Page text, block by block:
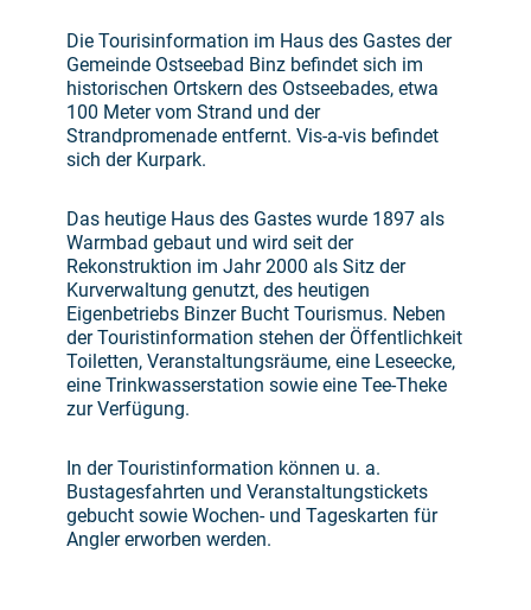
Die Tourisinformation im Haus des Gastes der
Gemeinde Ostseebad Binz befindet sich im
historischen Ortskern des Ostseebades, etwa
100 Meter vom Strand und der
Strandpromenade entfernt. Vis-a-vis befindet
sich der Kurpark.
Das heutige Haus des Gastes wurde 1897 als
Warmbad gebaut und wird seit der
Rekonstruktion im Jahr 2000 als Sitz der
Kurverwaltung genutzt, des heutigen
Eigenbetriebs Binzer Bucht Tourismus. Neben
der Touristinformation stehen der Öffentlichkeit
Toiletten, Veranstaltungsräume, eine Leseecke,
eine Trinkwasserstation sowie eine Tee-Theke
zur Verfügung.
In der Touristinformation können u. a.
Bustagesfahrten und Veranstaltungstickets
gebucht sowie Wochen- und Tageskarten für
Angler erworben werden.